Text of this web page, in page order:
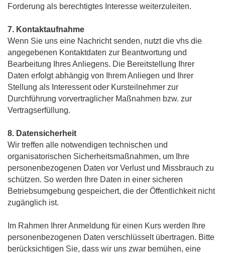
Forderung als berechtigtes Interesse weiterzuleiten.
7. Kontaktaufnahme
Wenn Sie uns eine Nachricht senden, nutzt die vhs die
angegebenen Kontaktdaten zur Beantwortung und
Bearbeitung Ihres Anliegens. Die Bereitstellung Ihrer
Daten erfolgt abhängig von Ihrem Anliegen und Ihrer
Stellung als Interessent oder Kursteilnehmer zur
Durchführung vorvertraglicher Maßnahmen bzw. zur
Vertragserfüllung.
8. Datensicherheit
Wir treffen alle notwendigen technischen und
organisatorischen Sicherheitsmaßnahmen, um Ihre
personenbezogenen Daten vor Verlust und Missbrauch zu
schützen. So werden Ihre Daten in einer sicheren
Betriebsumgebung gespeichert, die der Öffentlichkeit nicht
zugänglich ist.
Im Rahmen Ihrer Anmeldung für einen Kurs werden Ihre
personenbezogenen Daten verschlüsselt übertragen. Bitte
berücksichtigen Sie, dass wir uns zwar bemühen, eine